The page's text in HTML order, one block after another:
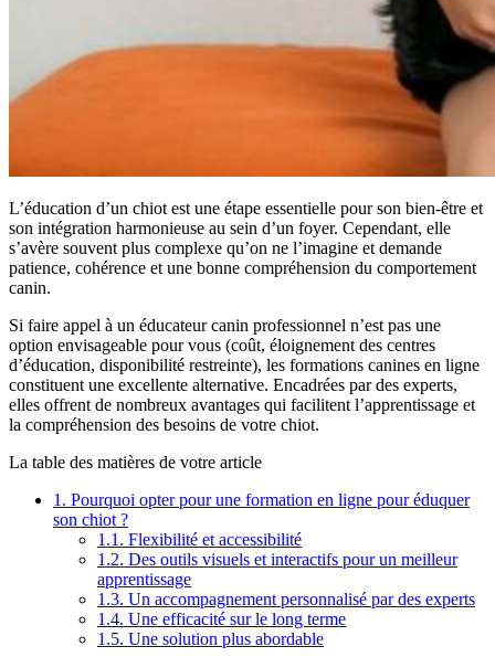
L’éducation d’un chiot est une étape essentielle pour son bien-être et
son intégration harmonieuse au sein d’un foyer. Cependant, elle
s’avère souvent plus complexe qu’on ne l’imagine et demande
patience, cohérence et une bonne compréhension du comportement
canin.
Si faire appel à un éducateur canin professionnel n’est pas une
option envisageable pour vous (coût, éloignement des centres
d’éducation, disponibilité restreinte), les formations canines en ligne
constituent une excellente alternative. Encadrées par des experts,
elles offrent de nombreux avantages qui facilitent l’apprentissage et
la compréhension des besoins de votre chiot.
La table des matières de votre article
1. Pourquoi opter pour une formation en ligne pour éduquer
son chiot ?
1.1. Flexibilité et accessibilité
1.2. Des outils visuels et interactifs pour un meilleur
apprentissage
1.3. Un accompagnement personnalisé par des experts
1.4. Une efficacité sur le long terme
1.5. Une solution plus abordable